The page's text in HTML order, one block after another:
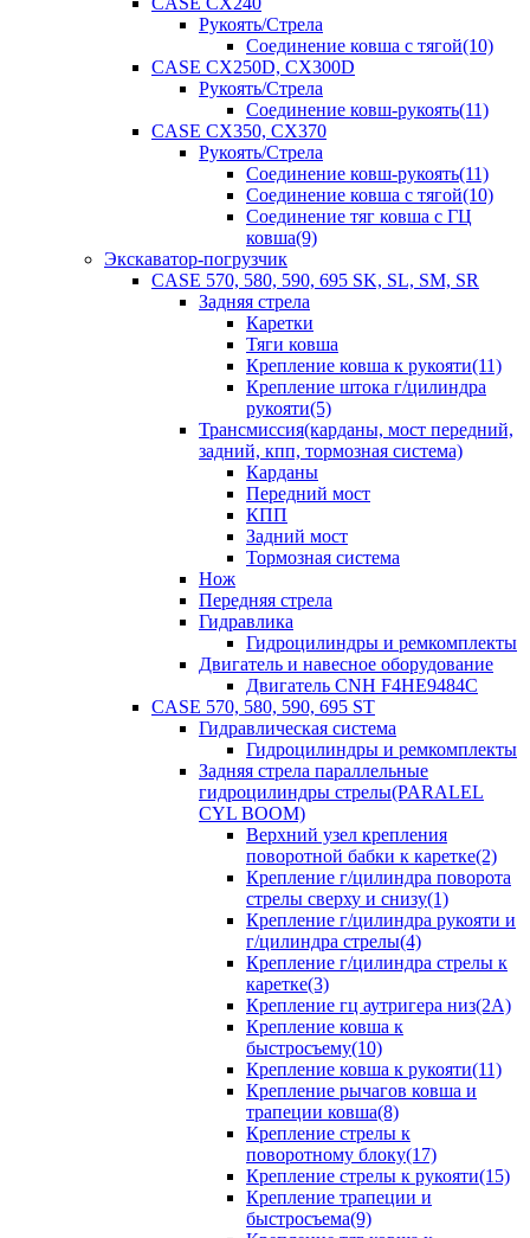
Рукоять/Стрела
Соединение ковша с тягой(10)
CASE CX250D, CX300D
Рукоять/Стрела
Соединение ковш-рукоять(11)
CASE CX350, CX370
Рукоять/Стрела
Соединение ковш-рукоять(11)
Соединение ковша с тягой(10)
Соединение тяг ковша с ГЦ
ковша(9)
Экскаватор-погрузчик
CASE 570, 580, 590, 695 SK, SL, SM, SR
Задняя стрела
Каретки
Тяги ковша
Крепление ковша к рукояти(11)
Крепление штока г/цилиндра
рукояти(5)
Трансмиссия(карданы, мост передний,
задний, кпп, тормозная система)
Карданы
Передний мост
КПП
Задний мост
Тормозная система
Нож
Передняя стрела
Гидравлика
Гидроцилиндры и ремкомплекты
Двигатель и навесное оборудование
Двигатель CNH F4HE9484C
CASE 570, 580, 590, 695 ST
Гидравлическая система
Гидроцилиндры и ремкомплекты
Задняя стрела параллельные
гидроцилиндры стрелы(PARALEL
CYL BOOM)
Верхний узел крепления
поворотной бабки к каретке(2)
Крепление г/цилиндра поворота
стрелы сверху и снизу(1)
Крепление г/цилиндра рукояти и
г/цилиндра стрелы(4)
Крепление г/цилиндра стрелы к
каретке(3)
Крепление гц аутригера низ(2А)
Крепление ковша к
быстросъему(10)
Крепление ковша к рукояти(11)
Крепление рычагов ковша и
трапеции ковша(8)
Крепление стрелы к
поворотному блоку(17)
Крепление стрелы к рукояти(15)
Крепление трапеции и
быстросъема(9)